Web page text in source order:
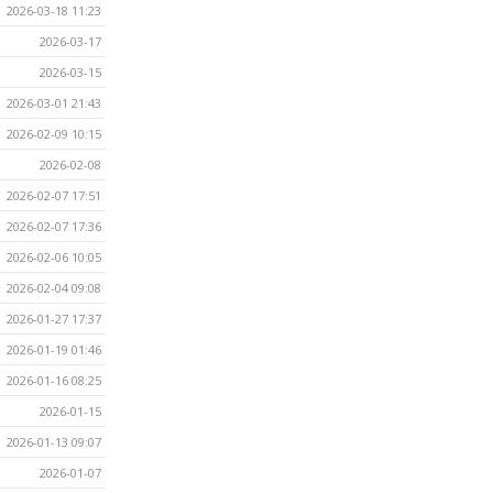
2026-03-18 11:23
2026-03-17
2026-03-15
2026-03-01 21:43
2026-02-09 10:15
2026-02-08
2026-02-07 17:51
2026-02-07 17:36
2026-02-06 10:05
2026-02-04 09:08
2026-01-27 17:37
2026-01-19 01:46
2026-01-16 08:25
2026-01-15
2026-01-13 09:07
2026-01-07